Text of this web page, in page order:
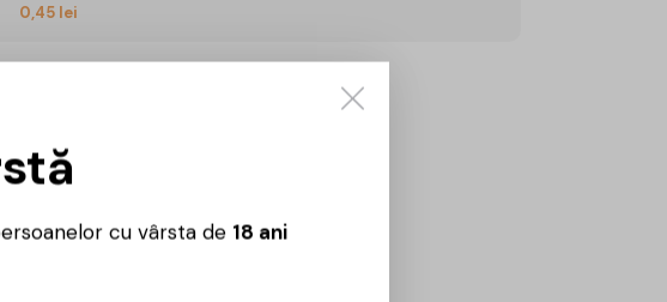
0,45 lei
– Vineri 09:00 – 18:00
cu vârsta de 18 ani